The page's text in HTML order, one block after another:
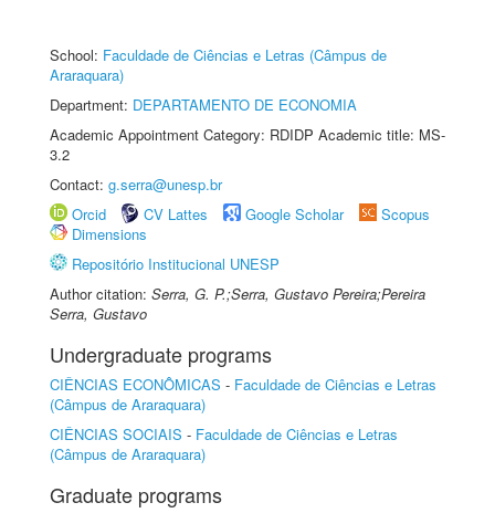
School: Faculdade de Ciências e Letras (Câmpus de
Araraquara)
Department: DEPARTAMENTO DE ECONOMIA
Academic Appointment Category: RDIDP Academic title: MS-
3.2
Contact: g.serra@unesp.br
Orcid
CV Lattes Google Scholar
Scopus
Dimensions
Repositório Institucional UNESP
Author citation: Serra, G. P.;Serra, Gustavo Pereira;Pereira
Serra, Gustavo
Undergraduate programs
CIÊNCIAS ECONÔMICAS - Faculdade de Ciências e Letras
(Câmpus de Araraquara)
CIÊNCIAS SOCIAIS - Faculdade de Ciências e Letras
(Câmpus de Araraquara)
Graduate programs